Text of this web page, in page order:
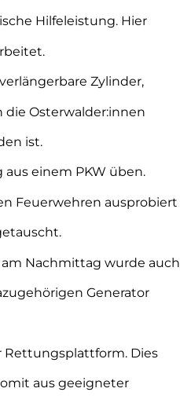
Hilfeleistung. Hier
Zylinder,
die Osterwalder:innen
ist.
einem PKW üben.
Feuerwehren ausprobiert
Nachmittag wurde auch
Generator
Rettungsplattform. Dies
aus geeigneter